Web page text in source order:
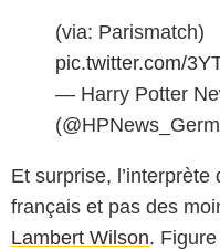
(via: Parismatch)
pic.twitter.com/
— Harry Potter
Et surprise, l’interprète
français et pas des
Lambert Wilson.